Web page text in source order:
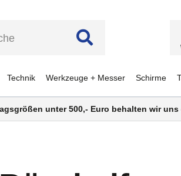
Technik Werkzeuge + Messer Schirme
unter 500,- Euro behalten wir